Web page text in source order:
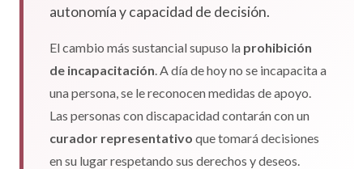
autonomía y capacidad de decisión.
El cambio más sustancial supuso la prohibición
de incapacitación. A día de hoy no se incapacita a
una persona, se le reconocen medidas de apoyo.
Las personas con discapacidad contarán con un
curador representativo que tomará decisiones
en su lugar respetando sus derechos y deseos.